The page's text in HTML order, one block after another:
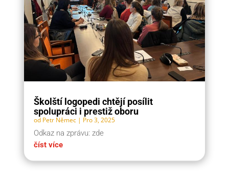
Školští logopedi chtějí posílit
spolupráci i prestiž oboru
od Petr Němec| Pro 3, 2025
Odkaz na zprávu: zde
číst více